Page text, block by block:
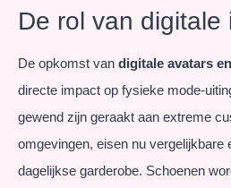
De rol van digitale
De opkomst van digitale avatars
directe impact op fysieke mode-
gewend zijn geraakt aan extreme
omgevingen, eisen nu vergelijkbare
dagelijkse garderobe. Schoenen